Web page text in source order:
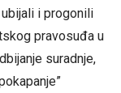
i progonili
pravosuđa u
suradnje,